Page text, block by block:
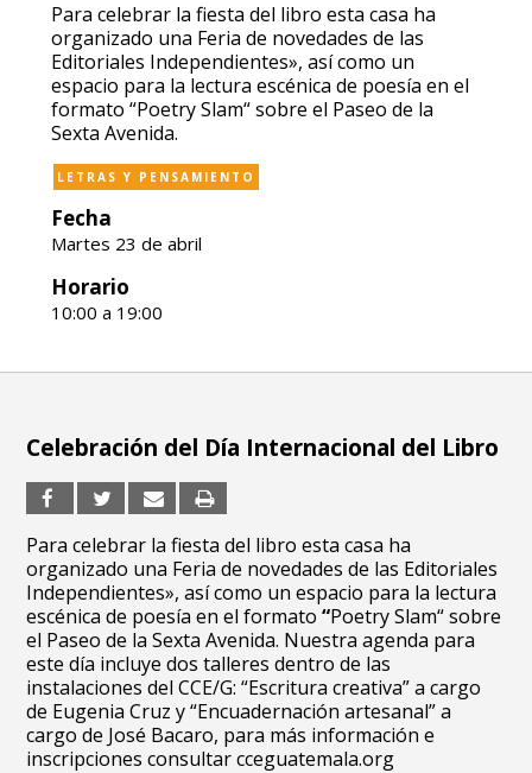
Para celebrar la fiesta del libro esta casa ha
organizado una Feria de novedades de las
Editoriales Independientes», así como un
espacio para la lectura escénica de poesía en el
formato “Poetry Slam“ sobre el Paseo de la
Sexta Avenida.
LETRAS Y PENSAMIENTO
Fecha
Martes 23 de abril
Horario
10:00 a 19:00
Celebración del Día Internacional del Libro
Para celebrar la fiesta del libro esta casa ha
organizado una Feria de novedades de las Editoriales
Independientes», así como un espacio para la lectura
escénica de poesía en el formato“Poetry Slam“ sobre
el Paseo de la Sexta Avenida. Nuestra agenda para
este día incluye dos talleres dentro de las
instalaciones del CCE/G: “Escritura creativa” a cargo
de Eugenia Cruz y “Encuadernación artesanal” a
cargo de José Bacaro, para más información e
inscripciones consultar cceguatemala.org